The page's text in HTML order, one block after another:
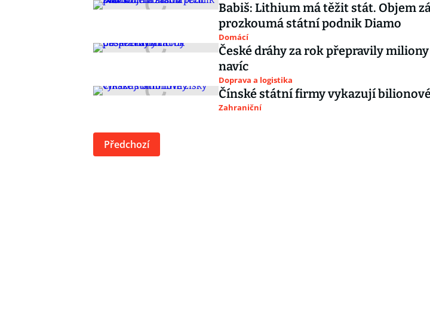
Babiš: Lithium má těžit stát. Objem
prozkoumá státní podnik Diamo
Domácí
České dráhy za rok přepravily
navíc
Doprava a logistika
Čínské státní firmy vykazují
Zahraniční
Předchozí